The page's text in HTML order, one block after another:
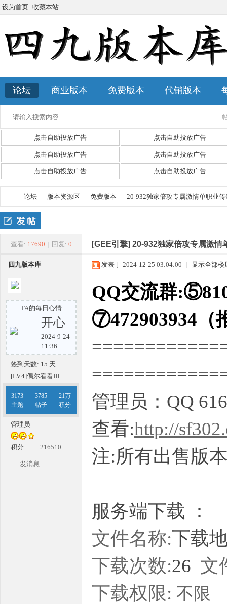
设为首页 收藏本站
论坛 商业版本 免费版本 代销版本
点击自助投放广告 点击自助投放广告
点击自助投放广告 点击自助投放广告
点击自助投放广告 点击自助投放广告
九
»
论坛 版本资源区 免费版本
›
20-932独家倍攻专属激情单职业
查看: 17690 | 回复: 0 [GEE引擎] 20-932独家倍攻专属激情
四九版本库
TA的每日心情
开心
2024-9-24
11:36
签到天数: 15 天
[LV.4]偶尔看看III
3173
主题
3785
帖子
21万
积分
管理员
积分 216510
发消息
发表于 2024-12-25 03:04:00 | 显示全部楼
QQ交流群
⑦472903934（
管理员：QQ
查看:http://
注:所有出售版
服务端下载 ：
文件名称:下载
下载次数:26 文
下载权限: 不限